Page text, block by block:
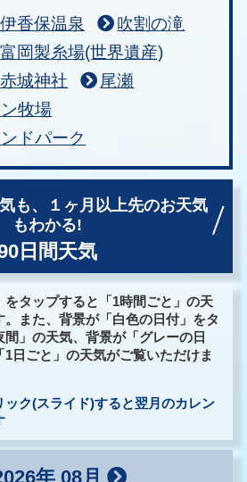
伊香保温泉
吹割の滝
富岡製糸場(世界遺産)
赤城神社
尾瀬
牧場
ドパーク
も、
１ヶ月以上先のお天気
もわかる!
日間天気
タップすると「1時間ごと」の天
また、背景が「白色の日付」をタ
間」の天気、背景が「グレーの日
日ごと」の天気がご覧いただけま
ック(スライド)すると翌月のカレン
年 08月